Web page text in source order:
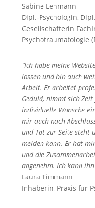
Sabine Lehmann
Dipl.-Psychologin,
Gesellschafterin
Psychotraumatologie
“Ich habe meine
lassen und bin auch
Arbeit. Er arbeitet
Geduld, nimmt sich
individuelle Wünsche
mir auch nach
und Tat zur Seite steht
melden kann. Er hat
und die
angenehm. Ich kann
Laura Timmann
Inhaberin, Praxis für